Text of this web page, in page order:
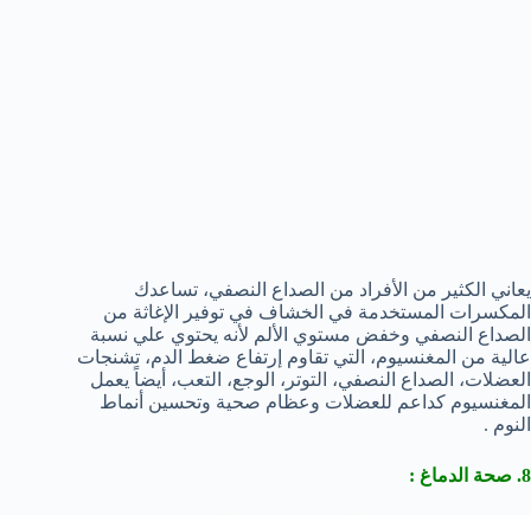
يعاني الكثير من الأفراد من الصداع النصفي، تساعدك
المكسرات المستخدمة في الخشاف في توفير الإغاثة من
الصداع النصفي وخفض مستوي الألم لأنه يحتوي علي نسبة
عالية من المغنسيوم، التي تقاوم إرتفاع ضغط الدم، تشنجات
العضلات، الصداع النصفي، التوتر، الوجع، التعب، أيضاً يعمل
المغنسيوم كداعم للعضلات وعظام صحية وتحسين أنماط
النوم .
8. صحة الدماغ :